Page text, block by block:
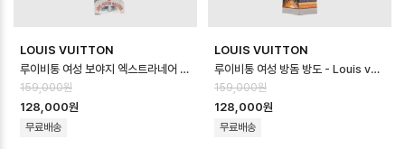
LOUIS VUITTON
루이비통 여성 보야지 엑스트라네어 방도 - Louis vuitton Womens Voyag…
159,000원
128,000원
무료배송
LOUIS VUITTON
루이비통 여성 방돔 방도 - Louis vuitton Womens Vendôme Bande…
159,000원
128,000원
무료배송